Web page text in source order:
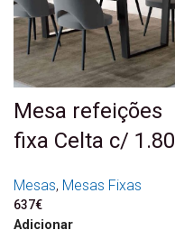
Mesa refeições
fixa Celta c/ 1.80
Mesas, Mesas Fixas
637€
Adicionar